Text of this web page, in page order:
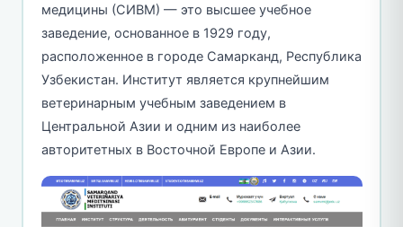
медицины (СИВМ) — это высшее учебное
заведение, основанное в 1929 году,
расположенное в городе Самарканд, Республика
Узбекистан. Институт является крупнейшим
ветеринарным учебным заведением в
Центральной Азии и одним из наиболее
авторитетных в Восточной Европе и Азии.